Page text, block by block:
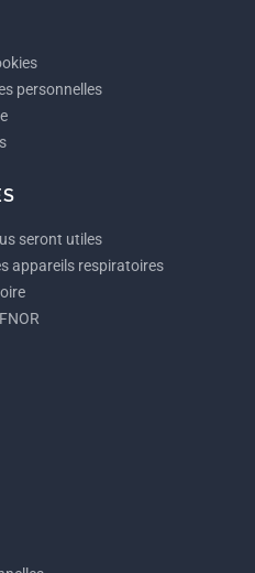
personnelles
seront utiles
appareils respiratoires